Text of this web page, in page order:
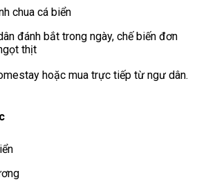
chua cá biển
đánh bắt trong ngày, chế biến đơn
thịt
hoặc mua trực tiếp từ ngư dân.